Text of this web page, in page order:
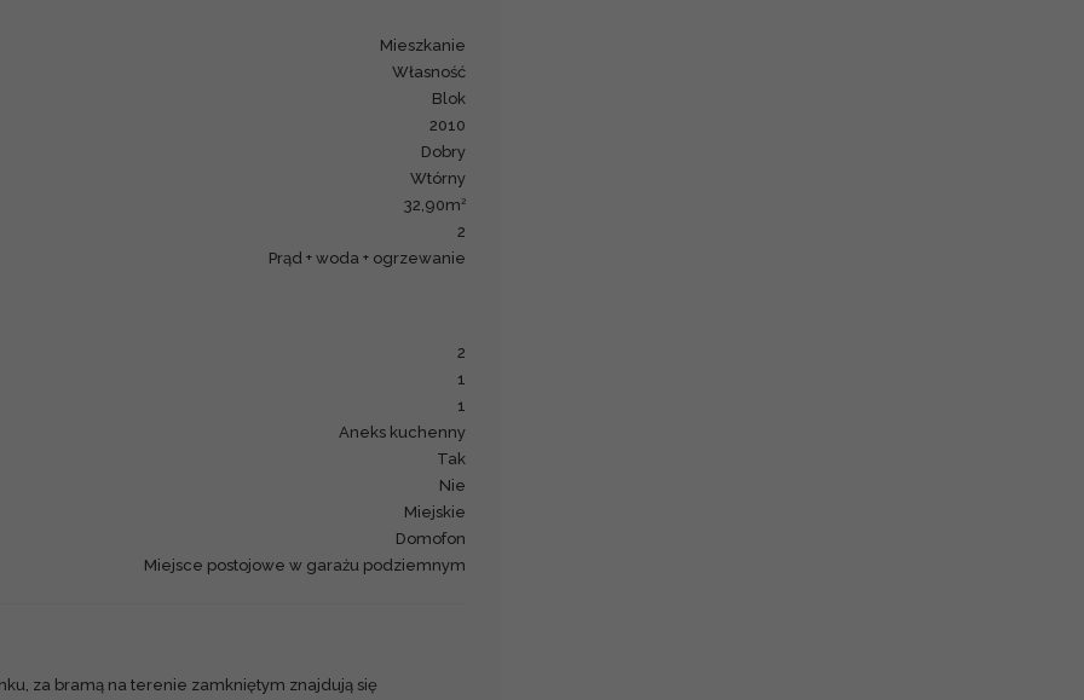
mieszkanie
Własność
blok
2010
Dobry
Wtórny
32,90m2
2
prąd + woda + ogrzewanie
2
1
1
Aneks kuchenny
Tak
Nie
Miejskie
Domofon
Miejsce postojowe w garażu podziemnym
za bramą na terenie zamkniętym znajdują się